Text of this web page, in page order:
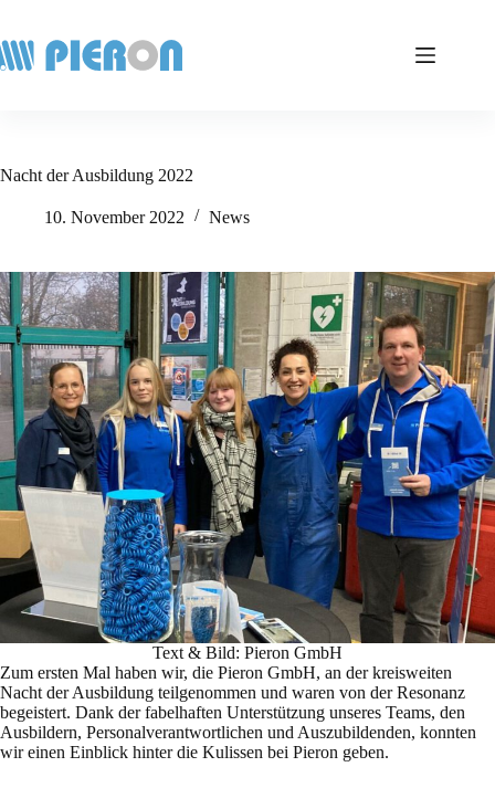
springen
Nacht der Ausbildung 2022
10. November 2022 News
Text & Bild: Pieron GmbH
Zum ersten Mal haben wir, die Pieron GmbH, an der kreisweiten
Nacht der Ausbildung teilgenommen und waren von der Resonanz
begeistert. Dank der fabelhaften Unterstützung unseres Teams, den
Ausbildern, Personalverantwortlichen und Auszubildenden, konnten
wir einen Einblick hinter die Kulissen bei Pieron geben.